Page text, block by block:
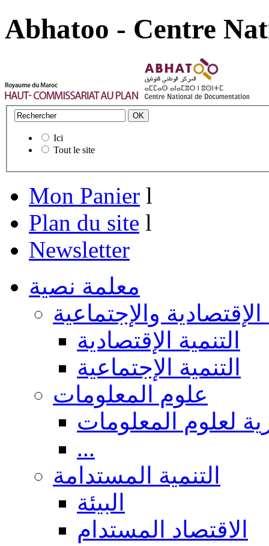
Abhatoo - Centre
Ici
Tout le site
Mon Panier l
Plan du site l
Newsletter
معلمة نصية
الإقتصادية والإجتماعية
التنمية الإقتصادية
التنمية الإجتماعية
علوم المعلومات
لعلوم المعلومات
...
التنمية المستدامة
البيئة
الاقتصاد المستدام